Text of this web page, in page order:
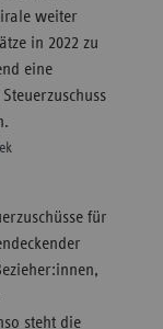
weiter
in 2022 zu
eine
für
steht die